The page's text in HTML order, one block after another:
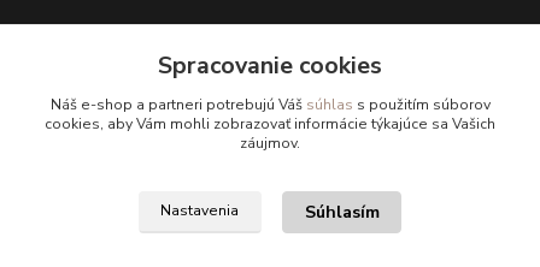
(Po.-Pi. 10.00 - 15.00)
info@kvalitnaBielizen.sk
Spracovanie cookies
Náš e-shop a partneri potrebujú Váš súhlas s použitím súborov
cookies, aby Vám mohli zobrazovať informácie týkajúce sa Vašich
záujmov.
Nastavenia Súhlasím